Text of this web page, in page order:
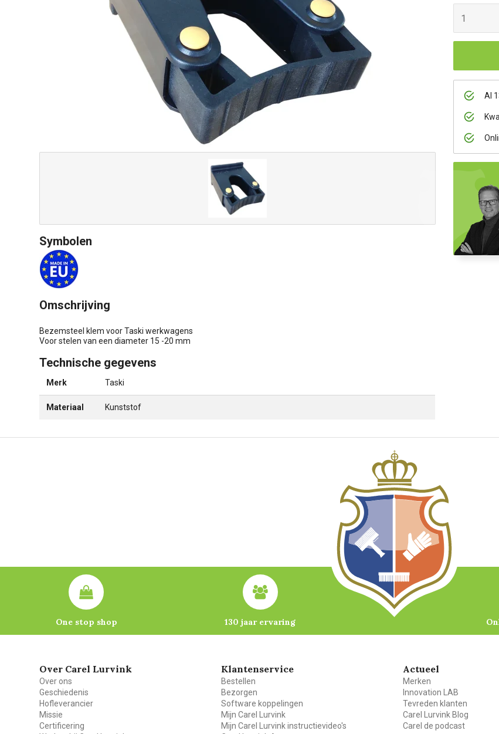
Al
Symbolen
Omschrijving
Bezemsteel klem voor Taski werkwagens
Voor stelen van een diameter 15 -20 mm
Technische gegevens
Merk Taski
Materiaal Kunststof
One stop shop 130 jaar ervaring
Over Carel Lurvink
Over ons
Geschiedenis
Hofleverancier
Missie
Certificering
Klantenservice
Bestellen
Bezorgen
Software koppelingen
Mijn Carel Lurvink
Mijn Carel Lurvink instructievideo's
Actueel
Merken
Innovation LAB
Tevreden klanten
Carel Lurvink Blog
Carel de podcast